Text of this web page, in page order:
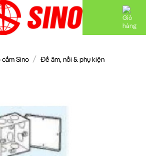
Sino / Đế âm, nổi & phụ kiện